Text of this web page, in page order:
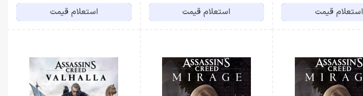
استعلام قیمت استعلام قیمت استعلام قیمت